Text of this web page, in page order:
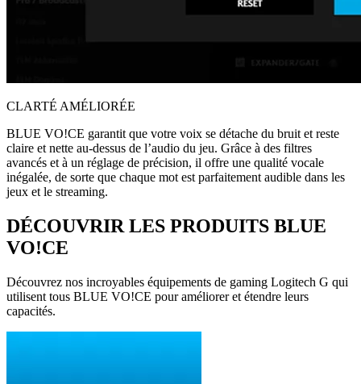
CLARTÉ AMÉLIORÉE
BLUE VO!CE garantit que votre voix se détache du bruit et reste
claire et nette au-dessus de l’audio du jeu. Grâce à des filtres
avancés et à un réglage de précision, il offre une qualité vocale
inégalée, de sorte que chaque mot est parfaitement audible dans les
jeux et le streaming.
DÉCOUVRIR LES PRODUITS BLUE
VO!CE
Découvrez nos incroyables équipements de gaming Logitech G qui
utilisent tous BLUE VO!CE pour améliorer et étendre leurs
capacités.